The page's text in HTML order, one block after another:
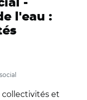
-
l'eau :
et